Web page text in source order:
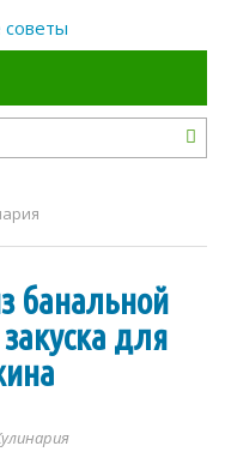
банальной
для